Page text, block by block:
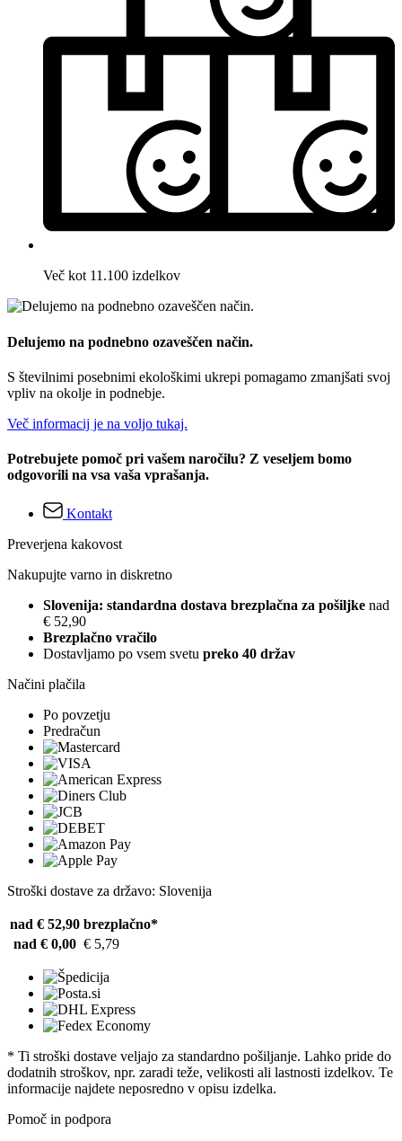
Več kot 11.100 izdelkov
Delujemo na podnebno ozaveščen način.
S številnimi posebnimi ekološkimi ukrepi pomagamo zmanjšati svoj
vpliv na okolje in podnebje.
Več informacij je na voljo tukaj.
Potrebujete pomoč pri vašem naročilu? Z veseljem bomo
odgovorili na vsa vaša vprašanja.
Kontakt
Preverjena kakovost
Nakupujte varno in diskretno
Slovenija: standardna dostava brezplačna za pošiljke nad
€ 52,90
Brezplačno vračilo
Dostavljamo po vsem svetu preko 40 držav
Načini plačila
Po povzetju
Predračun
Stroški dostave za državo: Slovenija
nad € 52,90 brezplačno*
nad € 0,00 € 5,79
* Ti stroški dostave veljajo za standardno pošiljanje. Lahko pride do
dodatnih stroškov, npr. zaradi teže, velikosti ali lastnosti izdelkov. Te
informacije najdete neposredno v opisu izdelka.
Pomoč in podpora